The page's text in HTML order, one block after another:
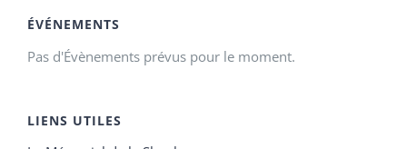
ÉVÉNEMENTS
Pas d'Évènements prévus pour le moment.
LIENS UTILES